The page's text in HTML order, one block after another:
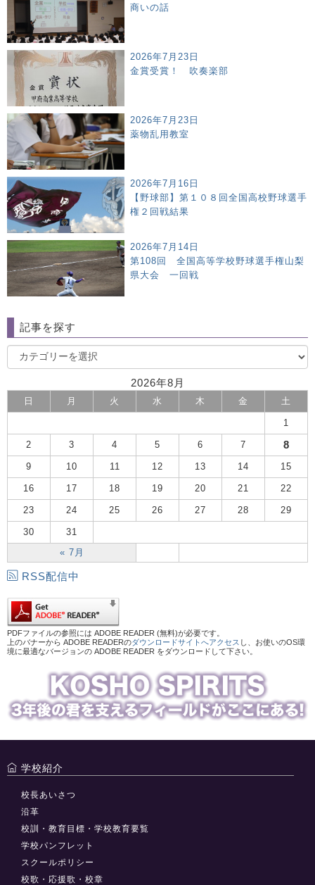
商いの話
2026年7月23日
金賞受賞！ 吹奏楽部
2026年7月23日
薬物乱用教室
2026年7月16日
【野球部】第１０８回全国高校野球選手
権２回戦結果
2026年7月14日
第108回 全国高等学校野球選手権山梨
県大会 一回戦
記事を探す
2026年8月
日 月 火 水 木 金 土
« 7月
1
2 3 4 5 6 7 8
9 10 11 12 13 14 15
16 17 18 19 20 21 22
23 24 25 26 27 28 29
30 31
RSS配信中
PDFファイルの参照には ADOBE READER (無料)が必要です。
上のバナーから ADOBE READERのダウンロードサイトへアクセス し、お使いのOS環
境に最適なバージョンの ADOBE READER をダウンロードして下さい。
学校紹介
校長あいさつ
沿革
校訓・教育目標・学校教育要覧
学校パンフレット
スクールポリシー
校歌・応援歌・校章